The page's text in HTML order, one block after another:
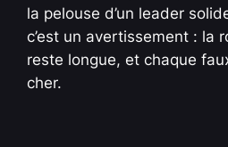
la pelouse d’un leader
c’est un avertissement : la
reste longue, et chaque
cher.